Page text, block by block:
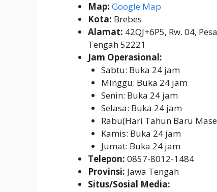
Map: Google Map
Kota: Brebes
Alamat: 42QJ+6P5, Rw. 04,
Tengah 52221
Jam Operasional:
Sabtu: Buka 24 jam
Minggu: Buka 24 jam
Senin: Buka 24 jam
Selasa: Buka 24 jam
Rabu(Hari Tahun Baru
Kamis: Buka 24 jam
Jumat: Buka 24 jam
Telepon: 0857-8012-1484
Provinsi: Jawa Tengah
Situs/Sosial Media: